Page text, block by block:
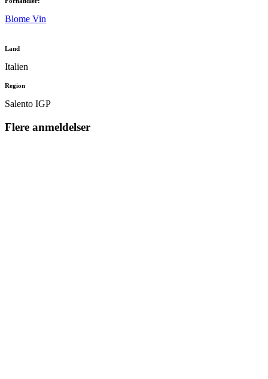
Blome Vin
Land
Italien
Region
Salento IGP
Flere anmeldelser